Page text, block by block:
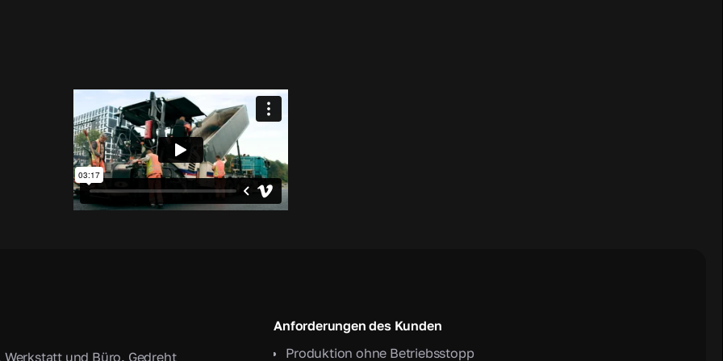
und Büro. Gedreht
Anforderungen des Kunden
Produktion ohne Betriebsstopp